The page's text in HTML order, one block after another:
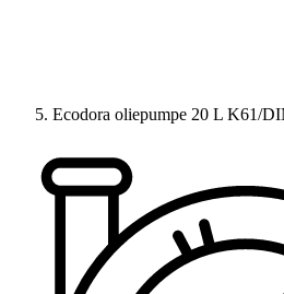
Ecodora oliepumpe 20 L K61/